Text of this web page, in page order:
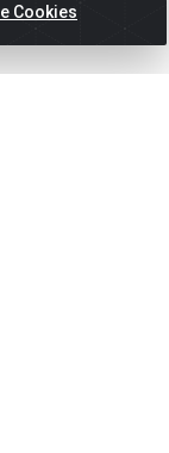
Cookies